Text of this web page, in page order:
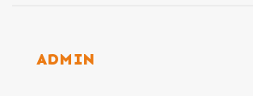
ADMIN